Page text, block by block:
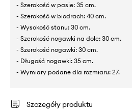
- Szerokość w pasie: 35 cm.
- Szerokość w biodrach: 40 cm.
- Wysokość stanu: 30 cm.
- Szerokość nogawki na dole: 30 cm.
- Szerokość nogawki: 30 cm.
- Długość nogawki: 35 cm.
- Wymiary podane dla rozmiaru: 27.
Szczegóły produktu